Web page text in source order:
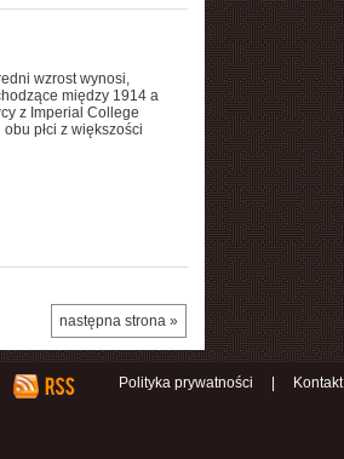
wzrost wynosi,
między 1914 a
z Imperial College
płci z większości
następna strona »
Polityka prywatności Kontakt